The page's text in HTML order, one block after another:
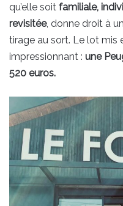
qu’elle soit familiale,
revisitée, donne droit à
tirage au sort. Le lot mis
impressionnant : une
520 euros.